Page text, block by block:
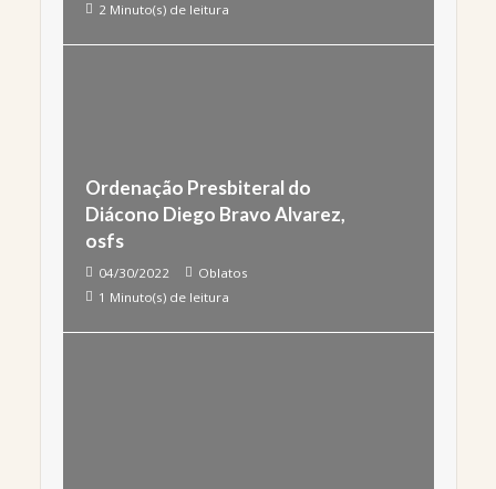
2 Minuto(s) de leitura
Ordenação Presbiteral do
Diácono Diego Bravo Alvarez,
osfs
04/30/2022
Oblatos
1 Minuto(s) de leitura